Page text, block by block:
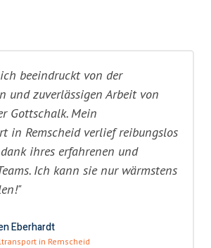
beeindruckt von der
und zuverlässigen Arbeit von
Gottschalk. Mein
in Remscheid verlief reibungslos
ihres erfahrenen und
Ich kann sie nur wärmstens
Eberhardt
in Remscheid